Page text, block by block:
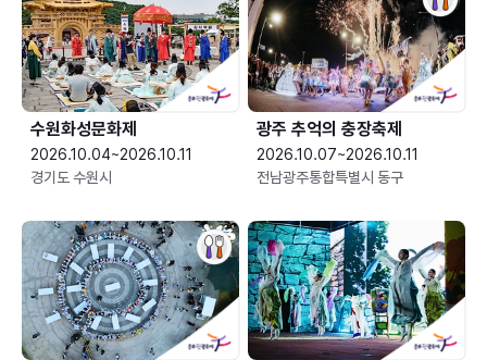
수원화성문화제
2026.10.04~2026.10.11
경기도 수원시
광주 추억의 충장축제
2026.10.07~2026.10.11
전남광주통합특별시 동구